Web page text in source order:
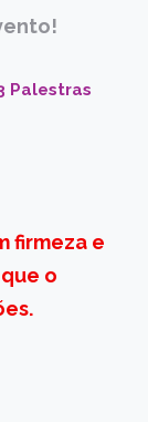
Palestras
firmeza e
o